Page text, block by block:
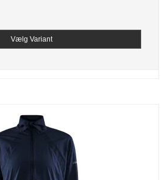
Vælg Variant